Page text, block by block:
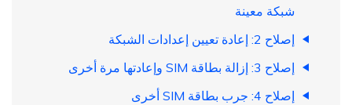
شبكة معينة
إصلاح 2: إعادة تعيين إعدادات الشبكة
إصلاح 3: إزالة بطاقة SIM وإعادتها مرة أخرى
إصلاح 4: جرب بطاقة SIM أخرى